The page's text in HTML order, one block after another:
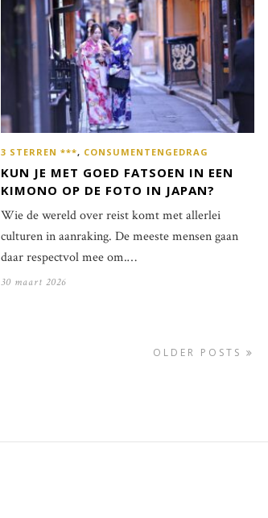
3 STERREN ***, CONSUMENTENGEDRAG
KUN JE MET GOED FATSOEN IN EEN
KIMONO OP DE FOTO IN JAPAN?
Wie de wereld over reist komt met allerlei
culturen in aanraking. De meeste mensen gaan
daar respectvol mee om.…
30 maart 2026
OLDER POSTS